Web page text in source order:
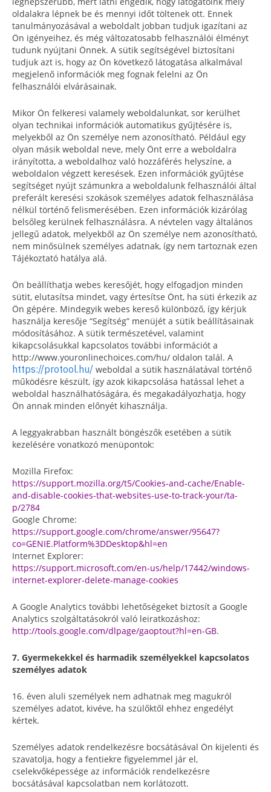
oldalakra lépnek be és mennyi időt töltenek ott. Ennek
tanulmányozásával a weboldalt jobban tudjuk igazítani az
Ön igényeihez, és még változatosabb felhasználói élményt
tudunk nyújtani Önnek. A sütik segítségével biztosítani
tudjuk azt is, hogy az Ön következő látogatása alkalmával
megjelenő információk meg fognak felelni az Ön
felhasználói elvárásainak.
Mikor Ön felkeresi valamely weboldalunkat, sor kerülhet
olyan technikai információk automatikus gyűjtésére is,
melyekből az Ön személye nem azonosítható. Például egy
olyan másik weboldal neve, mely Önt erre a weboldalra
irányította, a weboldalhoz való hozzáférés helyszíne, a
weboldalon végzett keresések. Ezen információk gyűjtése
segítséget nyújt számunkra a weboldalunk felhasználói által
preferált keresési szokások személyes adatok felhasználása
nélkül történő felismerésében. Ezen információk kizárólag
belsőleg kerülnek felhasználásra. A névtelen vagy általános
jellegű adatok, melyekből az Ön személye nem azonosítható,
nem minősülnek személyes adatnak, így nem tartoznak ezen
Tájékoztató hatálya alá.
Ön beállíthatja webes keresőjét, hogy elfogadjon minden
sütit, elutasítsa mindet, vagy értesítse Önt, ha süti érkezik az
Ön gépére. Mindegyik webes kereső különböző, így kérjük
használja keresője “Segítség” menüjét a sütik beállításainak
módosításához. A sütik természetével, valamint
kikapcsolásukkal kapcsolatos további információt a
http://www.youronlinechoices.com/hu/ oldalon talál. A
https://protool.hu/ weboldal a sütik használatával történő
működésre készült, így azok kikapcsolása hatással lehet a
weboldal használhatóságára, és megakadályozhatja, hogy
Ön annak minden előnyét kihasználja.
A leggyakrabban használt böngészők esetében a sütik
kezelésére vonatkozó menüpontok:
Mozilla Firefox:
https://support.mozilla.org/t5/Cookies-and-cache/Enable-
and-disable-cookies-that-websites-use-to-track-your/ta-
p/2784
Google Chrome:
https://support.google.com/chrome/answer/95647?
co=GENIE.Platform%3DDesktop&hl=en
Internet Explorer:
https://support.microsoft.com/en-us/help/17442/windows-
internet-explorer-delete-manage-cookies
A Google Analytics további lehetőségeket biztosít a Google
Analytics szolgáltatásokról való leiratkozáshoz:
http://tools.google.com/dlpage/gaoptout?hl=en-GB.
7. Gyermekekkel és harmadik személyekkel kapcsolatos
személyes adatok
16. éven aluli személyek nem adhatnak meg magukról
személyes adatot, kivéve, ha szülőktől ehhez engedélyt
kértek.
Személyes adatok rendelkezésre bocsátásával Ön kijelenti és
szavatolja, hogy a fentiekre figyelemmel jár el,
cselekvőképessége az információk rendelkezésre
bocsátásával kapcsolatban nem korlátozott.